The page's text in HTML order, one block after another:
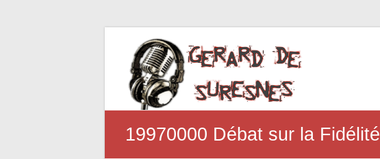
19970000 Débat sur la Fidélité